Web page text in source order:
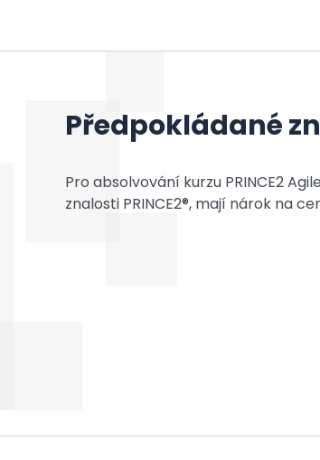
Předpokládané
Pro absolvování kurzu PRINCE2
znalosti PRINCE2®, mají nárok na